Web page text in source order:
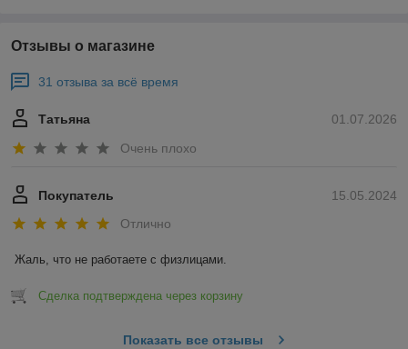
Отзывы о магазине
31 отзыва за всё время
01.07.2026
Татьяна
Очень плохо
15.05.2024
Покупатель
Отлично
Жаль, что не работаете с физлицами.
Сделка подтверждена через корзину
Показать все отзывы